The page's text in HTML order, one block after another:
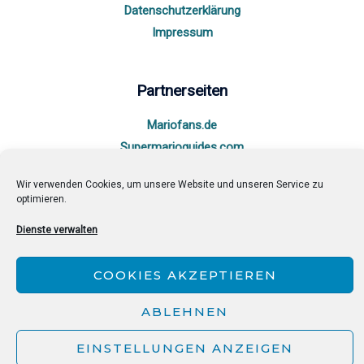
Wir verwenden Cookies, um unsere Website und unseren Service zu
optimieren.
Dienste verwalten
COOKIES AKZEPTIEREN
ABLEHNEN
EINSTELLUNGEN ANZEIGEN
Datenschutzerklärung
Impressum
Partnerseiten
Mariofans.de
Supermarioguides.com
Copyright © 2026 ZeldaCollection Powered by
ZeldaCollection